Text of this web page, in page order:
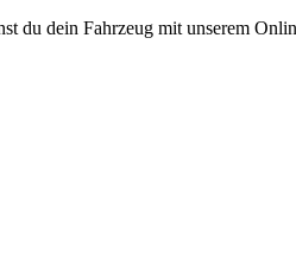
du dein Fahrzeug mit unserem